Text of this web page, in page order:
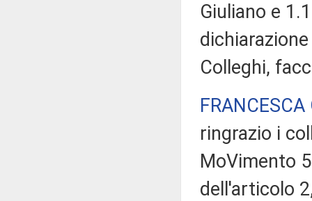
Giuliano e
Colleghi,
FRANCESCA
ringrazio i
MoVimento
dell'articolo